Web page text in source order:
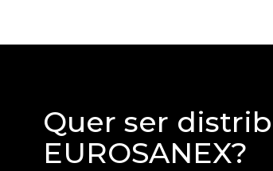
Quer ser
EUROSANEX?